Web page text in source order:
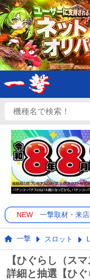
NEW 一撃取材・来店
一撃 スロット
【ひぐらし（ス
詳細と抽選【ひぐ